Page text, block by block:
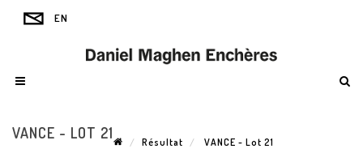
VANCE - LOT 21
Résultat
VANCE - Lot 21